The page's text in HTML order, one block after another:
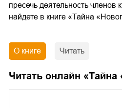
пресечь деятельность членов
найдете в книге «Тайна
О книге Читать
Читать онлайн «Тайна